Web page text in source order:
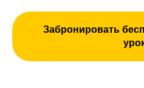
Забронировать